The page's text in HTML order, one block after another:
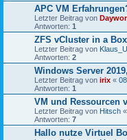
APC VM
Letzter Beitrag von
Antworten: 1
ZFS vCluster in a Box
Letzter Beitrag von
Antworten: 2
Windows Server
Letzter Beitrag von irix «
Antworten: 1
VM und Ressourcen
Letzter Beitrag von Hitsch «
Antworten: 7
Hallo nutze Virtuel